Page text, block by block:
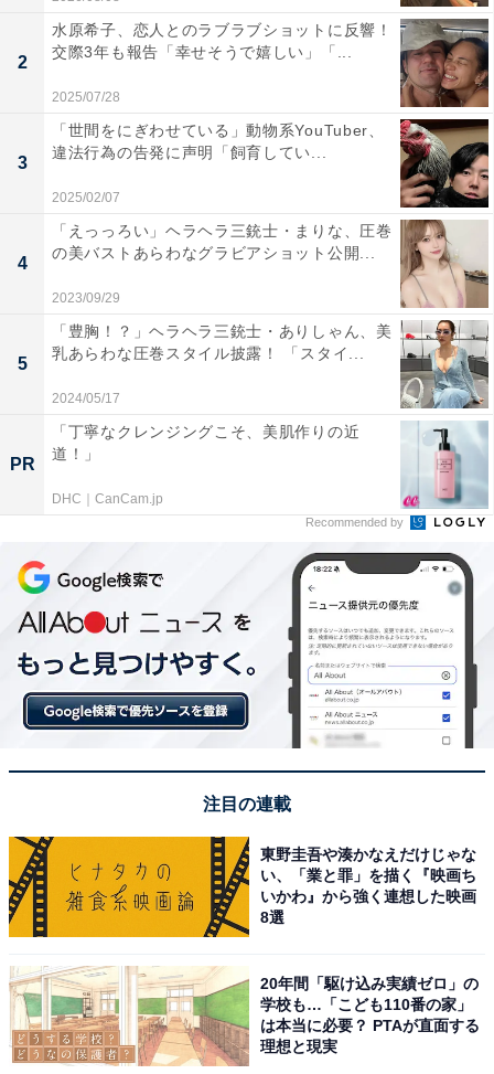
2
水原希子、恋人とのラブラブショットに反響！
交際3年も報告「幸せそうで嬉しい」「...
2025/07/28
3
「世間をにぎわせている」動物系YouTuber、
違法行為の告発に声明「飼育してい...
2025/02/07
4
「えっっろい」ヘラヘラ三銃士・まりな、圧巻
の美バストあらわなグラビアショット公開...
2023/09/29
5
「豊胸！？」ヘラヘラ三銃士・ありしゃん、美
乳あらわな圧巻スタイル披露！ 「スタイ...
2024/05/17
PR
「丁寧なクレンジングこそ、美肌作りの近
道！」
DHC｜CanCam.jp
Recommended by
注目の連載
東野圭吾や湊かなえだけじゃな
い、「業と罪」を描く『映画ち
いかわ』から強く連想した映画
8選
20年間「駆け込み実績ゼロ」の
学校も…「こども110番の家」
は本当に必要？ PTAが直面する
理想と現実